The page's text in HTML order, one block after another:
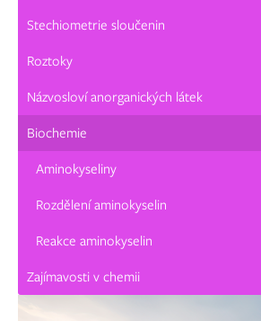
Stechiometrie sloučenin
Roztoky
Názvosloví anorganických látek
Biochemie
Aminokyseliny
Rozdělení aminokyselin
Reakce aminokyselin
Zajímavosti v chemii